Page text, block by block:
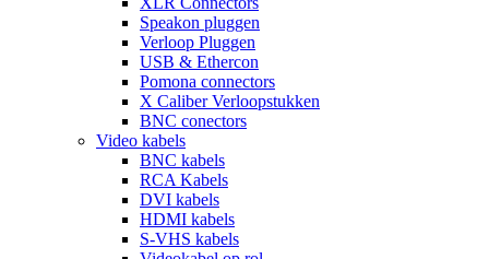
Speakon pluggen
Verloop Pluggen
USB & Ethercon
Pomona connectors
X Caliber Verloopstukken
BNC conectors
Video kabels
BNC kabels
RCA Kabels
DVI kabels
HDMI kabels
S-VHS kabels